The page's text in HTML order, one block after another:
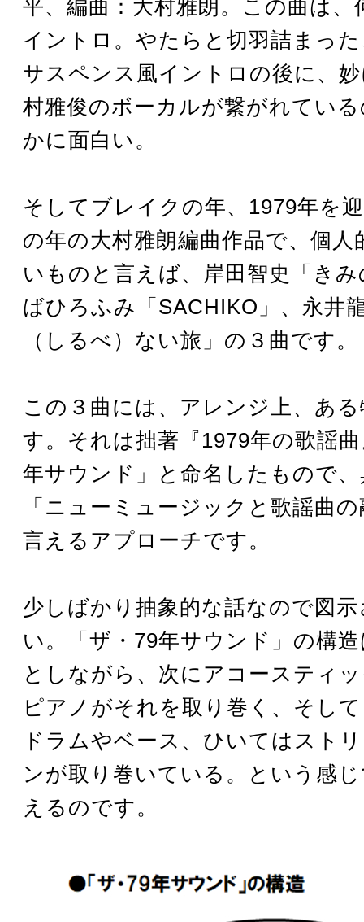
平、編曲：大村雅朗。この曲は、
イントロ。やたらと切羽詰まっ
サスペンス風イントロの後に、
村雅俊のボーカルが繋がれてい
かに面白い。
そしてブレイクの年、1979年を
の年の大村雅朗編曲作品で、個人
いものと言えば、岸田智史「き
ばひろふみ「SACHIKO」、永井
（しるべ）ない旅」の３曲です。
この３曲には、アレンジ上、あ
す。それは拙著『1979年の歌謡
年サウンド」と命名したもので
「ニューミュージックと歌謡曲
言えるアプローチです。
少しばかり抽象的な話なので図
い。「ザ・79年サウンド」の構
としながら、次にアコースティ
ピアノがそれを取り巻く、そし
ドラムやベース、ひいてはスト
ンが取り巻いている。という感
えるのです。